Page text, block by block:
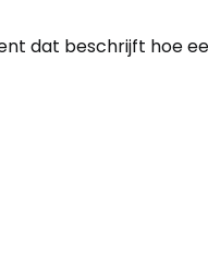
dat beschrijft hoe